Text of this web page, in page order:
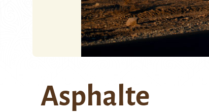
Asphalte